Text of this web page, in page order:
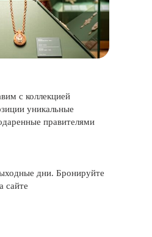
с коллекцией
уникальные
правителями
дни. Бронируйте
сайте